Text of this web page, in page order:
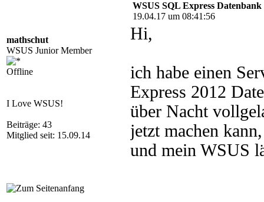
mathschut
WSUS Junior Member
Offline
I Love WSUS!
Beiträge: 43
Mitglied seit: 15.09.14
WSUS SQL Express Datenbank
19.04.17 um 08:41:56
Hi,
ich habe einen
Express 2012
über Nacht
jetzt machen
und mein WSUS